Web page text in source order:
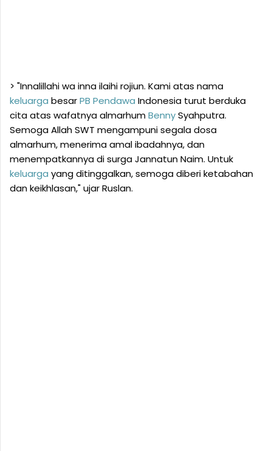
> "Innalillahi wa inna ilaihi rojiun. Kami atas nama
keluarga besarPB Pendawa Indonesia turut berduka
cita atas wafatnya almarhumBennySyahputra.
Semoga Allah SWT mengampuni segala dosa
almarhum, menerima amal ibadahnya, dan
menempatkannya di surga Jannatun Naim. Untuk
keluarga yang ditinggalkan, semoga diberi ketabahan
dan keikhlasan," ujar Ruslan.